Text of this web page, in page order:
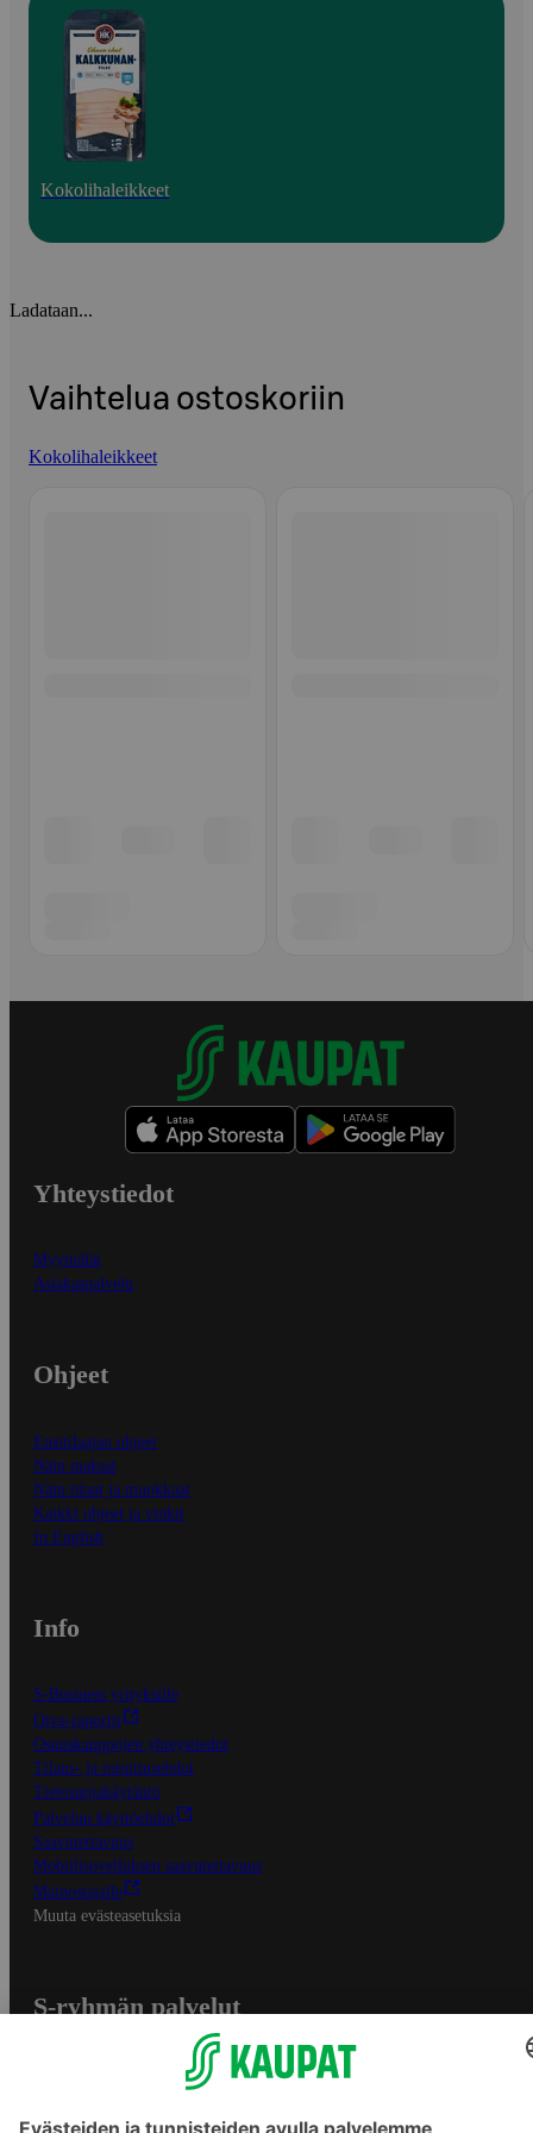
Kokolihaleikkeet
Ladataan...
Vaihtelua ostoskoriin
Kokolihaleikkeet
Yhteystiedot
Myymälät
Asiakaspalvelu
Ohjeet
Ensitilaajan ohjeet
Näin maksat
Näin tilaat ja muokkaat
Kaikki ohjeet ja vinkit
In English
Info
S-Business yrityksille
Oiva-raportit
Osuuskauppojen yhteystiedot
Tilaus- ja toimitusehdot
Tietosuojakäytäntö
Palvelun käyttöehdot
Saavutettavuus
Mobiilisovelluksen saavutettavuus
Mainostajalle
Muuta evästeasetuksia
S-ryhmän palvelut
Yhteishyvä Ruoka -sovellus